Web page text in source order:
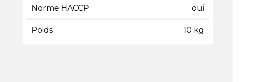
Norme HACCP oui
Poids 10 kg